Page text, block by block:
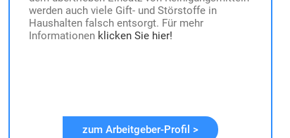
werden auch viele Gift- und Störstoffe in
Haushalten falsch entsorgt. Für mehr
Informationen klicken Sie hier!
zum Arbeitgeber-Profil >